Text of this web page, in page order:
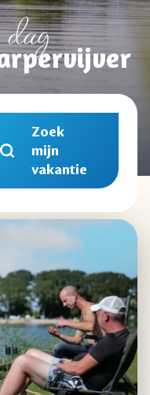
Zoek
mijn
vakantie